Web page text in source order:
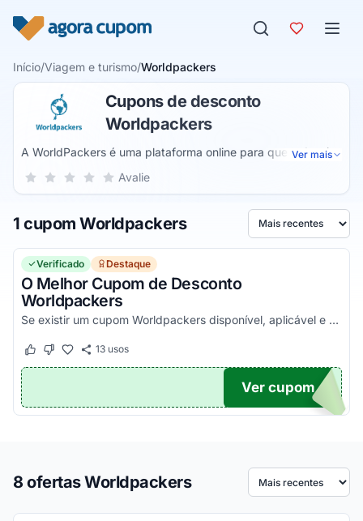
Início/Viagem e turismo/Worldpackers
Cupons de desconto
Worldpackers
A WorldPackers é uma plataforma online para quem deseja
viver experiências no exterior através de programas de
ter um estilo de vida mais livre e flexível.
Ver mais
Sua nota para Worldpackers, de 1 a 5 estrelas
5 estrelas
4 estrelas
3 estrelas
2 estrelas
1 estrela Avalie
1 cupom Worldpackers Ordenar por
Verificado Destaque
O Melhor Cupom de Desconto
Worldpackers
Se existir um cupom Worldpackers disponível, aplicável e vigente, ele estará aqui no Agora Cupom. Pegue o código e confira agora!
Este cupom funcionou
Este cupom não funcionou
13usos
TICO
Ver cupom
8 ofertas Worldpackers Ordenar por